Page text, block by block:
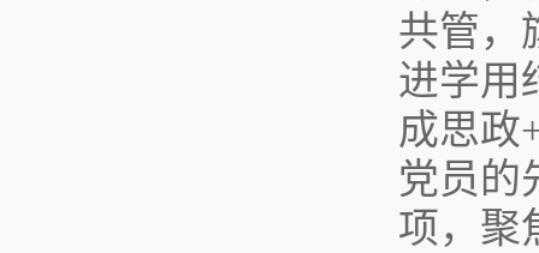
共管，
进学用
成思政
党员的
项，聚